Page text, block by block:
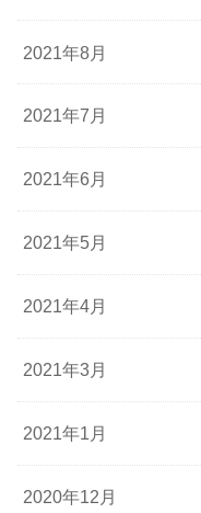
2021年8月
2021年7月
2021年6月
2021年5月
2021年4月
2021年3月
2021年1月
2020年12月